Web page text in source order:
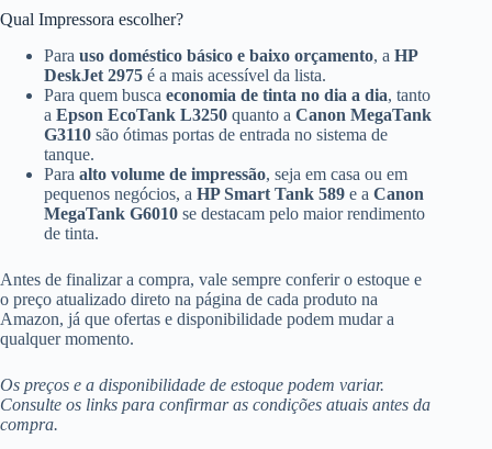
Qual Impressora escolher?
Para uso doméstico básico e baixo orçamento, a HP
DeskJet 2975 é a mais acessível da lista.
Para quem busca economia de tinta no dia a dia, tanto
a Epson EcoTank L3250 quanto a Canon MegaTank
G3110 são ótimas portas de entrada no sistema de
tanque.
Para alto volume de impressão, seja em casa ou em
pequenos negócios, a HP Smart Tank 589 e a Canon
MegaTank G6010 se destacam pelo maior rendimento
de tinta.
Antes de finalizar a compra, vale sempre conferir o estoque e
o preço atualizado direto na página de cada produto na
Amazon, já que ofertas e disponibilidade podem mudar a
qualquer momento.
Os preços e a disponibilidade de estoque podem variar.
Consulte os links para confirmar as condições atuais antes da
compra.